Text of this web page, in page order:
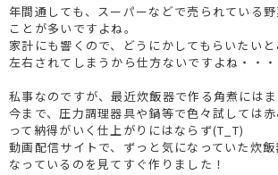
年間通しても、スーパーなどで売られている
ことが多いですよね。
家計にも響くので、どうにかしてもらいたい
左右されてしまうから仕方ないですよね・・・
私事なのですが、最近炊飯器で作る角煮にはま
今まで、圧力調理器具や鍋等で色々試しては
って納得がいく仕上がりにはならず(T_T)
動画配信サイトで、ずっと気になっていた炊
なっているのを見てすぐ作りました！